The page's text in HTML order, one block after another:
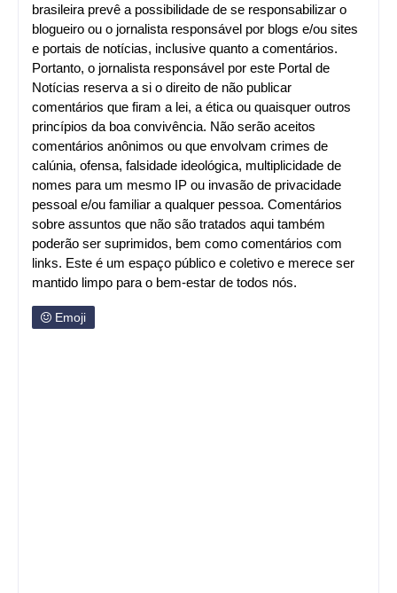
brasileira prevê a possibilidade de se responsabilizar o
blogueiro ou o jornalista responsável por blogs e/ou sites
e portais de notícias, inclusive quanto a comentários.
Portanto, o jornalista responsável por este Portal de
Notícias reserva a si o direito de não publicar
comentários que firam a lei, a ética ou quaisquer outros
princípios da boa convivência. Não serão aceitos
comentários anônimos ou que envolvam crimes de
calúnia, ofensa, falsidade ideológica, multiplicidade de
nomes para um mesmo IP ou invasão de privacidade
pessoal e/ou familiar a qualquer pessoa. Comentários
sobre assuntos que não são tratados aqui também
poderão ser suprimidos, bem como comentários com
links. Este é um espaço público e coletivo e merece ser
mantido limpo para o bem-estar de todos nós.
Emoji